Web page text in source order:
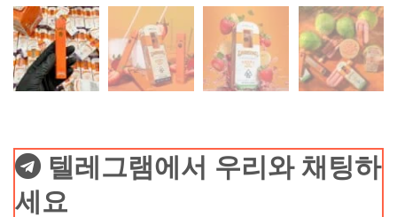
텔레그램에서 우리와 채팅하
세요